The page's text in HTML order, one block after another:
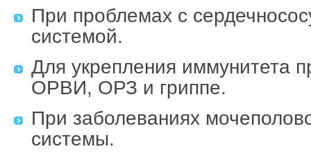
При проблемах с
системой.
Для укрепления иммунитета
ОРВИ, ОРЗ и гриппе.
При заболеваниях
системы.